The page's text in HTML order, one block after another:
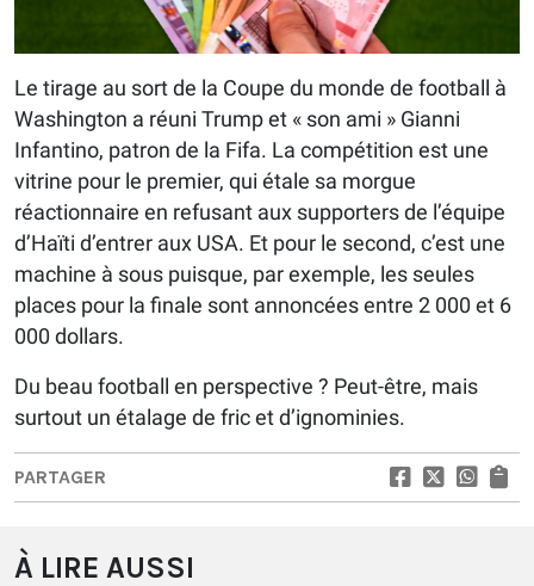
Le tirage au sort de la Coupe du monde de football à
Washington a réuni Trump et « son ami » Gianni
Infantino, patron de la Fifa. La compétition est une
vitrine pour le premier, qui étale sa morgue
réactionnaire en refusant aux supporters de l’équipe
d’Haïti d’entrer aux USA. Et pour le second, c’est une
machine à sous puisque, par exemple, les seules
places pour la finale sont annoncées entre 2 000 et 6
000 dollars.
Du beau football en perspective ? Peut-être, mais
surtout un étalage de fric et d’ignominies.
PARTAGER
À LIRE AUSSI